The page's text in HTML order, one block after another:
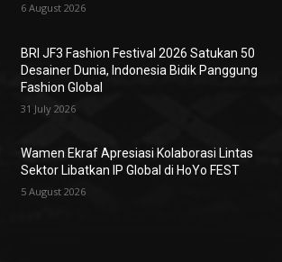
6 August 2026
BRI JF3 Fashion Festival 2026 Satukan 50
Desainer Dunia, Indonesia Bidik Panggung
Fashion Global
31 July 2026
Wamen Ekraf Apresiasi Kolaborasi Lintas
Sektor Libatkan IP Global di HoYo FEST
5 August 2026